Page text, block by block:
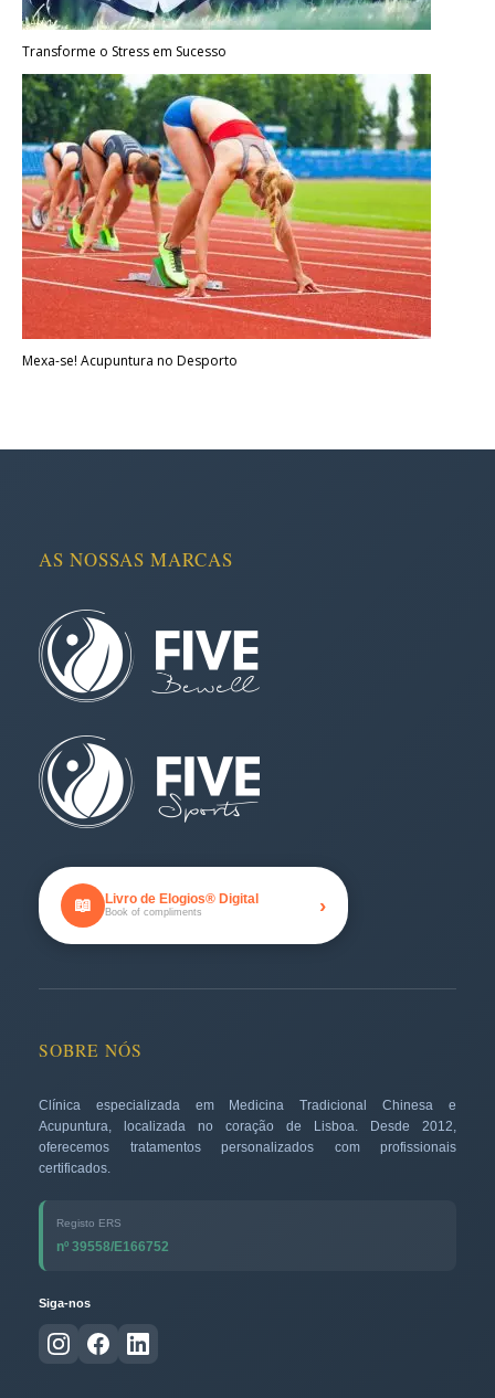
Transforme o Stress em Sucesso
Mexa-se! Acupuntura no Desporto
AS NOSSAS MARCAS
📖 Livro de Elogios® Digital
Book of compliments ›
SOBRE NÓS
Clínica especializada em Medicina Tradicional Chinesa e
Acupuntura, localizada no coração de Lisboa. Desde 2012,
oferecemos tratamentos personalizados com profissionais
certificados.
Registo ERS
nº 39558/E166752
Siga-nos